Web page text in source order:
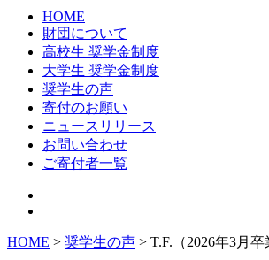
HOME
財団について
高校生 奨学金制度
大学生 奨学金制度
奨学生の声
寄付のお願い
ニュースリリース
お問い合わせ
ご寄付者一覧
HOME > 奨学生の声 > T.F.（2026年3月卒